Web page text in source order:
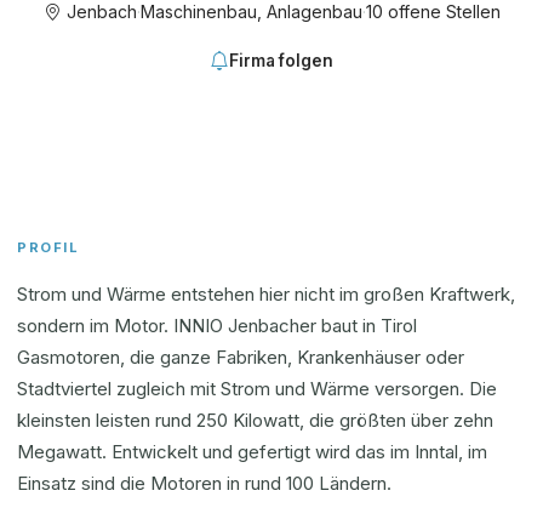
Jenbach·Maschinenbau, Anlagenbau·10 offene Stellen
Firma folgen
PROFIL
Strom und Wärme entstehen hier nicht im großen Kraftwerk,
sondern im Motor. INNIO Jenbacher baut in Tirol
Gasmotoren, die ganze Fabriken, Krankenhäuser oder
Stadtviertel zugleich mit Strom und Wärme versorgen. Die
kleinsten leisten rund 250 Kilowatt, die größten über zehn
Megawatt. Entwickelt und gefertigt wird das im Inntal, im
Einsatz sind die Motoren in rund 100 Ländern.